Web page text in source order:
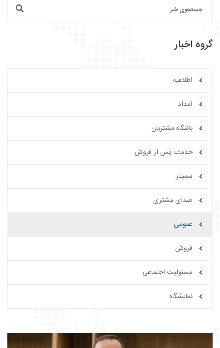
گروه اخبار
اطلاعیه
امداد
باشگاه مشتریان
خدمات پس از فروش
سمینار
صدای مشتری
عمومی
فروش
مسئولیت اجتماعی
نمایشگاه